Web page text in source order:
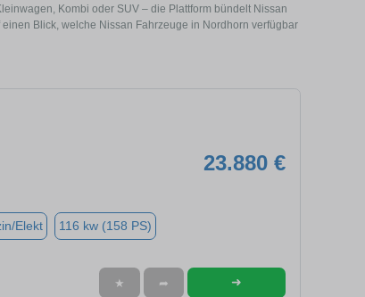
Kombi oder SUV – die Plattform bündelt Nissan
Blick, welche Nissan Fahrzeuge in Nordhorn verfügbar
23.880 €
Elekt 116 kw (158 PS)
★ ➦ ➜